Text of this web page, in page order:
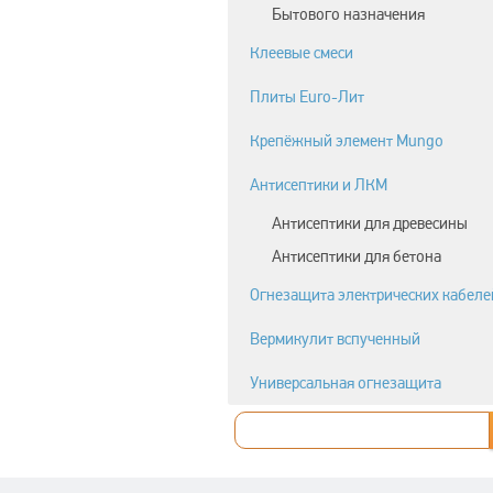
Бытового назначения
Клеевые смеси
Плиты Euro-Лит
Крепёжный элемент Mungo
Антисептики и ЛКМ
Антисептики для древесины
Антисептики для бетона
Огнезащита электрических
Вермикулит вспученный
Универсальная огнезащита